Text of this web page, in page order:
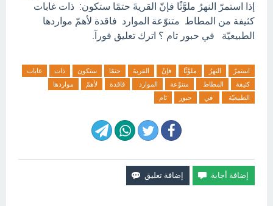
إذا استمرّ النهرُ ملوَّثًا فإنّ القريةَ حتمًا ستكون: ذات غابات
كثيفة من المطاط متنوّعة الموارد فاقدة لأهمّ مواردها
الطبيعيّة في حبور تام ؟ اترك تعليق فورآ.
استمرّ النهرُ ملوَّثًا فإنّ القريةَ حتمًا ستكون ذات
غابات
كثيفة
المطاط متنوّعة الموارد فاقدة لأهمّ
مواردها
الطبيعيّة
في حبور تام